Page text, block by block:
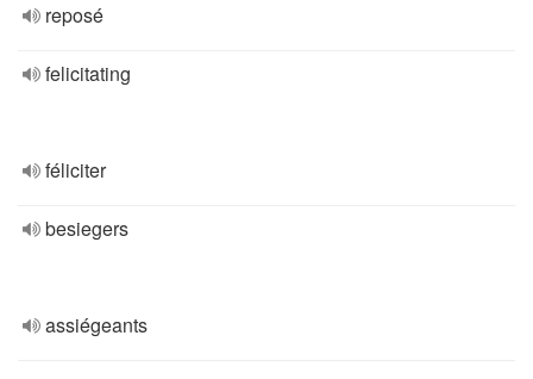
reposé
felicitating
féliciter
besiegers
assiégeants